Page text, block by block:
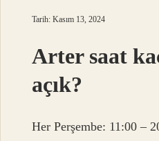
Tarih: Kasım 13, 2024
Arter saat
açık?
Her Perşembe: 11:00 –